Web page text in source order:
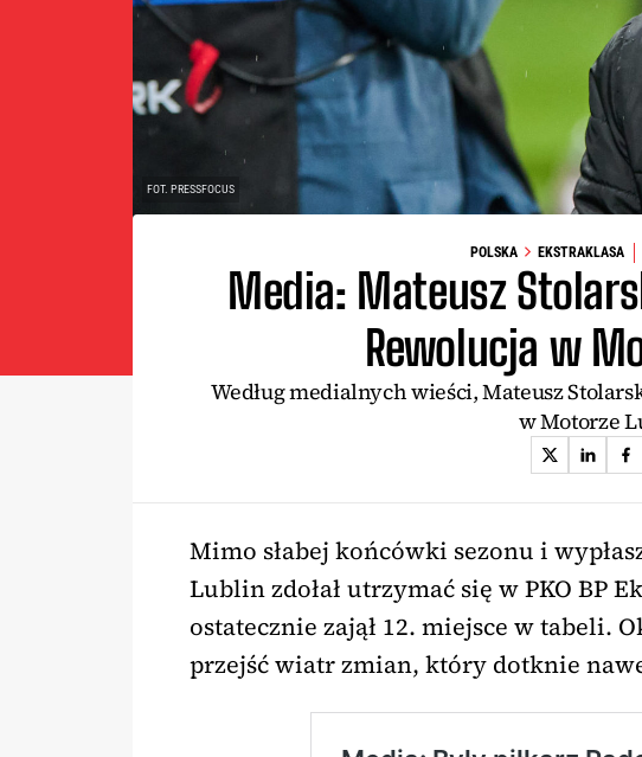
FOT. PRESSFOCUS
POLSKA EKSTRAKLASA
Media: Mateusz
Rewolucja w
Według medialnych wieści, Mateusz
w Motorze
Mimo słabej końcówki sezonu i
Lublin zdołał utrzymać się w PKO BP
ostatecznie zajął 12. miejsce w tabeli.
przejść wiatr zmian, który dotknie